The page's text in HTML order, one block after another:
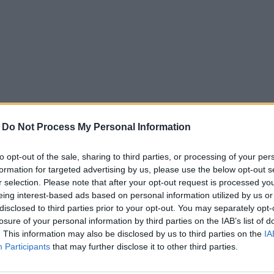
Do Not Process My Personal Information
opt-out of the sale, sharing to third parties, or processing of your
for targeted advertising by us, please use the below opt-out
selection. Please note that after your opt-out request is processed
interest-based ads based on personal information utilized by us
to third parties prior to your opt-out. You may separately
of your personal information by third parties on the IAB’s list of
This information may also be disclosed by us to third parties on the
Participants that may further disclose it to other third parties.
veulent pas s’impliquer, disant qu’ils ne recherchent
alors expressément interdit. Et on ne peut pas
ont déjà été très déçus en amour, c’est pourquoi